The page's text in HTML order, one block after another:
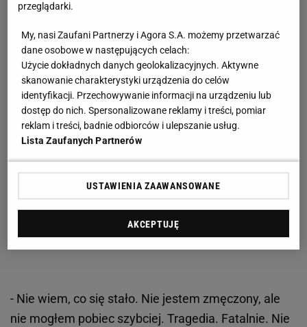
- Nie wiem, co się stało. Nie jestem zmęczony, ale
nie mogłem pobiec szybciej. Tragedia. Fatalnie. Nie
przeglądarki.
My, nasi Zaufani Partnerzy i Agora S.A. możemy przetwarzać
dane osobowe w następujących celach:
Użycie dokładnych danych geolokalizacyjnych. Aktywne
skanowanie charakterystyki urządzenia do celów
identyfikacji. Przechowywanie informacji na urządzeniu lub
dostęp do nich. Spersonalizowane reklamy i treści, pomiar
reklam i treści, badnie odbiorców i ulepszanie usług.
Lista Zaufanych Partnerów
USTAWIENIA ZAAWANSOWANE
AKCEPTUJĘ